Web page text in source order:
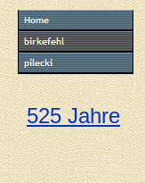
525 Jahre